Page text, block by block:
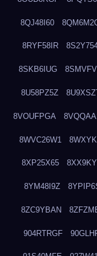
8QJ48I60
8RYF58IR
8SKB6IUG
8U58PZ5Z
8VOUFPGA
8WVC26W1
8XP25X65
8YM48I9Z
8ZC9YBAN
904RTRGF